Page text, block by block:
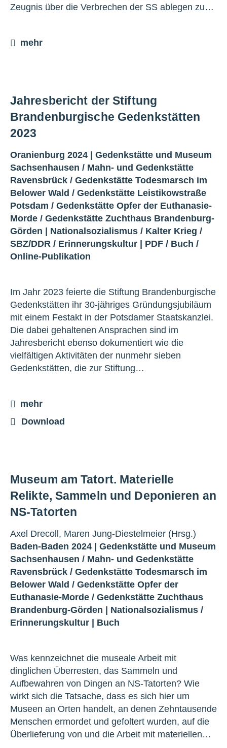
Zeugnis über die Verbrechen der SS ablegen zu…
mehr
Jahresbericht der Stiftung
Brandenburgische Gedenkstätten
2023
Oranienburg 2024 | Gedenkstätte und Museum
Sachsenhausen / Mahn- und Gedenkstätte
Ravensbrück / Gedenkstätte Todesmarsch im
Belower Wald / Gedenkstätte Leistikowstraße
Potsdam / Gedenkstätte Opfer der Euthanasie-
Morde / Gedenkstätte Zuchthaus Brandenburg-
Görden
Nationalsozialismus / Kalter Krieg /
SBZ/DDR / Erinnerungskultur PDF / Buch /
Online-Publikation
Im Jahr 2023 feierte die Stiftung Brandenburgische
Gedenkstätten ihr 30-jähriges Gründungsjubiläum
mit einem Festakt in der Potsdamer Staatskanzlei.
Die dabei gehaltenen Ansprachen sind im
Jahresbericht ebenso dokumentiert wie die
vielfältigen Aktivitäten der nunmehr sieben
Gedenkstätten, die zur Stiftung…
mehr
Download
Museum am Tatort. Materielle
Relikte, Sammeln und Deponieren an
NS-Tatorten
Axel Drecoll, Maren Jung-Diestelmeier (Hrsg.)
Baden-Baden 2024 | Gedenkstätte und Museum
Sachsenhausen / Mahn- und Gedenkstätte
Ravensbrück / Gedenkstätte Todesmarsch im
Belower Wald / Gedenkstätte Opfer der
Euthanasie-Morde / Gedenkstätte Zuchthaus
Brandenburg-Görden
Nationalsozialismus /
Erinnerungskultur
Buch
Was kennzeichnet die museale Arbeit mit
dinglichen Überresten, das Sammeln und
Aufbewahren von Dingen an NS-Tatorten? Wie
wirkt sich die Tatsache, dass es sich hier um
Museen an Orten handelt, an denen Zehntausende
Menschen ermordet und gefoltert wurden, auf die
Überlieferung von und die Arbeit mit materiellen…